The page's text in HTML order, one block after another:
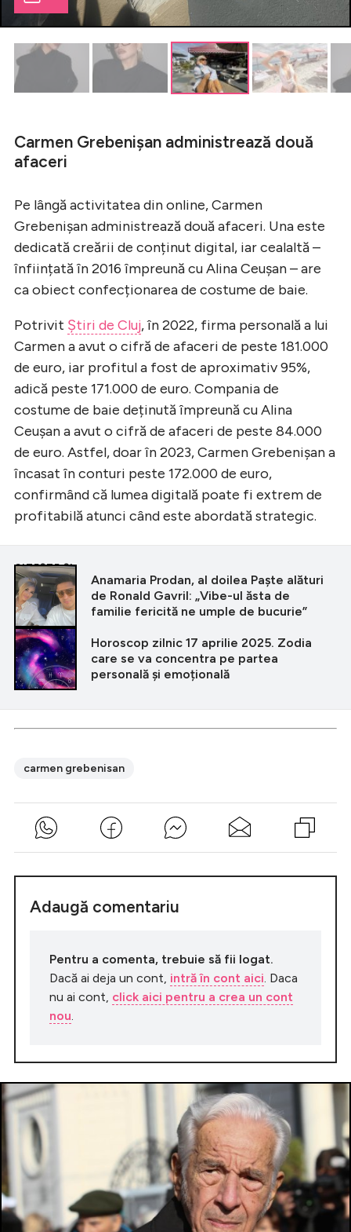
Carmen Grebenișan administrează două
afaceri
Pe lângă activitatea din online, Carmen
Grebenișan administrează două afaceri. Una este
dedicată creării de conținut digital, iar cealaltă –
înființată în 2016 împreună cu Alina Ceușan – are
ca obiect confecționarea de costume de baie.
Potrivit Știri de Cluj, în 2022, firma personală a lui
Carmen a avut o cifră de afaceri de peste 181.000
de euro, iar profitul a fost de aproximativ 95%,
adică peste 171.000 de euro. Compania de
costume de baie deținută împreună cu Alina
Ceușan a avut o cifră de afaceri de peste 84.000
de euro. Astfel, doar în 2023, Carmen Grebenișan a
încasat în conturi peste 172.000 de euro,
confirmând că lumea digitală poate fi extrem de
profitabilă atunci când este abordată strategic.
CITEȘTE ȘI
Anamaria Prodan, al doilea Paște alături
de Ronald Gavril: „Vibe-ul ăsta de
familie fericită ne umple de bucurie”
Horoscop zilnic 17 aprilie 2025. Zodia
care se va concentra pe partea
personală și emoțională
carmen grebenisan
Adaugă comentariu
Pentru a comenta, trebuie să fii logat.
Dacă ai deja un cont, intră în cont aici. Daca
nu ai cont, click aici pentru a crea un cont
nou.